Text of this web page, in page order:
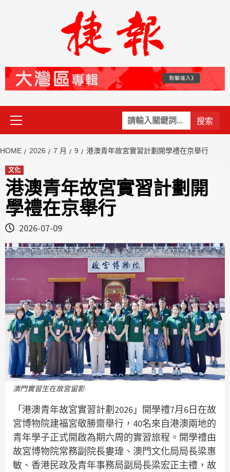
關
鍵
Primary
Menu
HOME 2026 7 月 9 港澳青年故宮實習計劃開學禮在京舉行
文化
港澳青年故宮實習計劃開
學禮在京舉行
2026-07-09
澳門實習生在故宮留影
「港澳青年故宮實習計劃2026」開學禮7月6日在故
宮博物院建福宮敬勝齋舉行，40名來自港澳兩地的
青年學子正式開啟為期六周的實習旅程。開學禮由
故宮博物院常務副院長婁瑋、澳門文化局局長梁惠
敏、香港民政及青年事務局副局長梁宏正主禮，故